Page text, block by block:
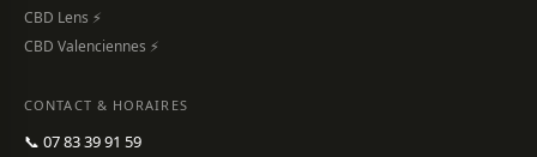
CBD Lens ⚡
CBD Valenciennes ⚡
CONTACT & HORAIRES
📞 07 83 39 91 59